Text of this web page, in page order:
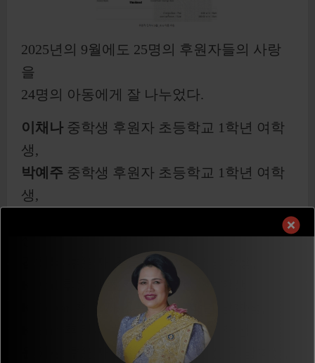
2025년의 9월에도 25명의 후원자들의 사랑
을
24명의 아동에게 잘 나누었다.
이채나 중학생 후원자 초등학교 1학년 여학
생,
박예주 중학생 후원자 초등학교 1학년 여학
생,
중학생 후원자 초등학교 1학년 여학
후원자 초등학교 1학년 남학생,
후원자 초등학교 2학년 여학생,
후원자 초등학교 2학년 남학생,
후원자 초등학교 4학년 여학생,
후원자 초등학교 4학년 신규 남학생,